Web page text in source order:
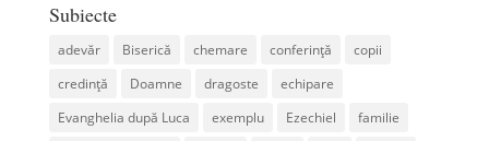
Subiecte
adevăr Biserică chemare conferință
copii
credință
Doamne dragoste
echipare
Evanghelia după Luca
exemplu Ezechiel
familie